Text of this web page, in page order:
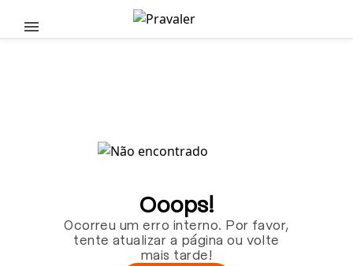
Pular para o conteúdo principal
Ooops!
Ocorreu um erro interno. Por favor,
tente atualizar a página ou volte
mais tarde!